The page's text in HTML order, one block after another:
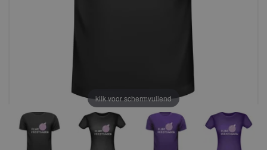
klik voor schermvullend